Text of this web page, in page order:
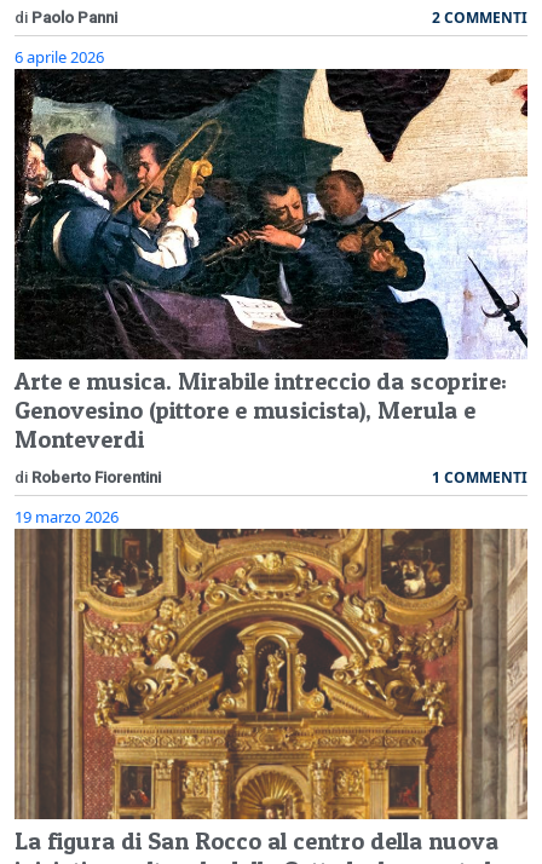
di Paolo Panni 2 COMMENTI
6 aprile 2026
Arte e musica. Mirabile intreccio da scoprire:
Genovesino (pittore e musicista), Merula e
Monteverdi
di Roberto Fiorentini 1 COMMENTI
19 marzo 2026
La figura di San Rocco al centro della nuova